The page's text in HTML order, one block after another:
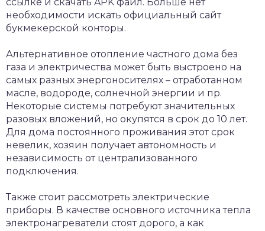
необходимости искать официальный сайт
букмекерской конторы.
Альтернативное отопление частного дома без
газа и электричества может быть выстроено на
самых разных энергоносителях – отработанном
масле, водороде, солнечной энергии и пр.
Некоторые системы потребуют значительных
разовых вложений, но окупятся в срок до 10 лет.
Для дома постоянного проживания этот срок
невелик, хозяин получает автономность и
независимость от централизованного
подключения.
Также стоит рассмотреть электрические
приборы. В качестве основного источника тепла
электронагреватели стоят дорого, а как